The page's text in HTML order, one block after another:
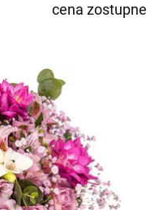
cena zostupne